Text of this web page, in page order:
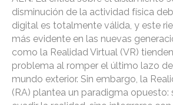
disminución de la actividad física
digital es totalmente válida, y este
más evidente en las nuevas
como la Realidad Virtual (VR)
problema al romper el último lazo
mundo exterior. Sin embargo, la
(RA) plantea un paradigma opuesto: